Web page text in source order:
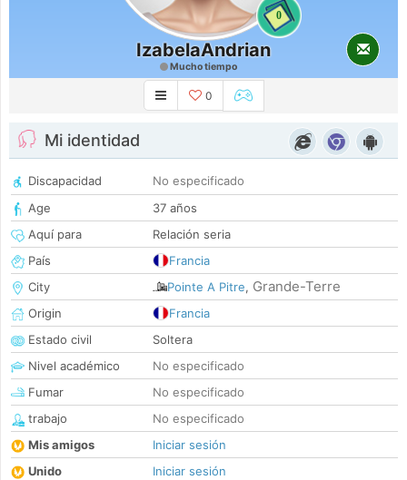
0
IzabelaAndrian
Mucho tiempo
0
Mi identidad
Discapacidad
No especificado
Age
37 años
Aquí para
Relación seria
País
Francia
City
Pointe A Pitre, Grande-Terre
Origin
Francia
Estado civil
Soltera
Nivel académico
No especificado
Fumar
No especificado
trabajo
No especificado
Mis amigos
Iniciar sesión
Unido
Iniciar sesión